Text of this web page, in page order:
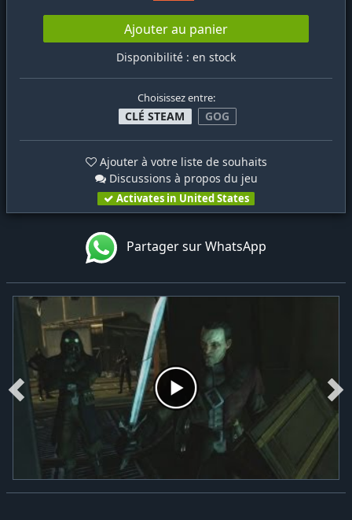
Ajouter au panier
Disponibilité : en stock
Choisissez entre:
CLÉ STEAM GOG
Ajouter à votre liste de souhaits
Discussions à propos du jeu
Activates in United States
Partager sur WhatsApp